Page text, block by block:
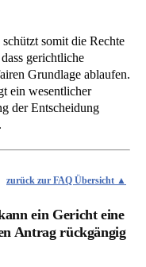
somit die Rechte
gerichtliche
Grundlage ablaufen.
ein wesentlicher
der Entscheidung
zurück zur FAQ Übersicht
ein Gericht eine
Antrag rückgängig